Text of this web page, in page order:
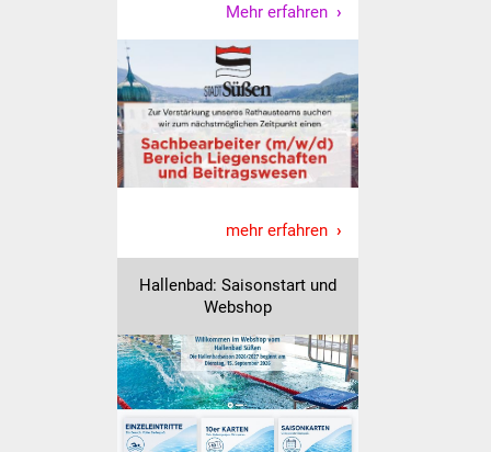
Mehr erfahren
mehr erfahren
Hallenbad: Saisonstart und
Webshop